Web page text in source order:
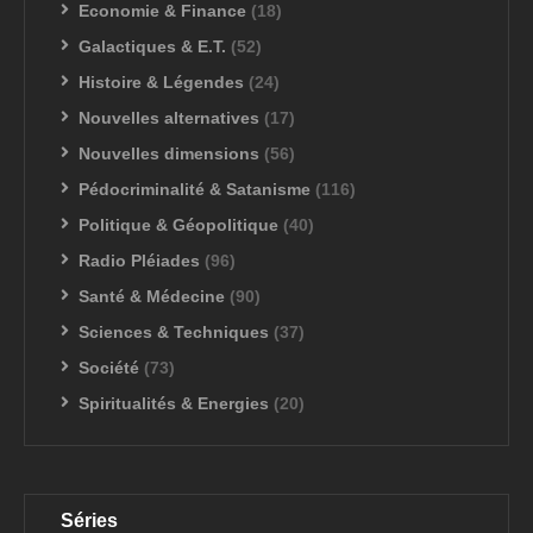
Economie & Finance (18)
Galactiques & E.T. (52)
Histoire & Légendes (24)
Nouvelles alternatives (17)
Nouvelles dimensions (56)
Pédocriminalité & Satanisme (116)
Politique & Géopolitique (40)
Radio Pléiades (96)
Santé & Médecine (90)
Sciences & Techniques (37)
Société (73)
Spiritualités & Energies (20)
Séries